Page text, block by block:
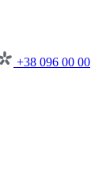
+38 096 00 00